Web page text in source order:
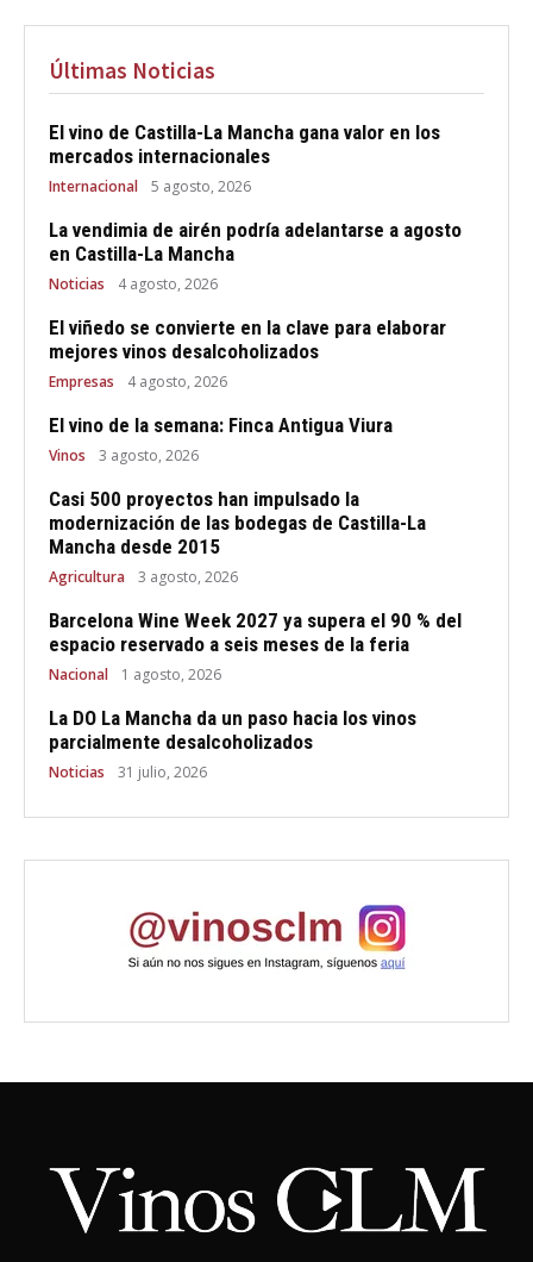
Últimas Noticias
El vino de Castilla-La Mancha gana valor en los
mercados internacionales
Internacional 5 agosto, 2026
La vendimia de airén podría adelantarse a agosto
en Castilla-La Mancha
Noticias 4 agosto, 2026
El viñedo se convierte en la clave para elaborar
mejores vinos desalcoholizados
Empresas 4 agosto, 2026
El vino de la semana: Finca Antigua Viura
Vinos 3 agosto, 2026
Casi 500 proyectos han impulsado la
modernización de las bodegas de Castilla-La
Mancha desde 2015
Agricultura 3 agosto, 2026
Barcelona Wine Week 2027 ya supera el 90 % del
espacio reservado a seis meses de la feria
Nacional 1 agosto, 2026
La DO La Mancha da un paso hacia los vinos
parcialmente desalcoholizados
Noticias 31 julio, 2026